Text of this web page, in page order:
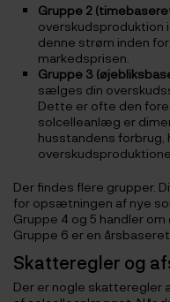
Gruppe 2
overskudsproduktion
denne strøm inden
markedsprisen.
Gruppe 3
sælges din
Dette er ofte den
solcelleanlæg er
husstandens forbrug,
Der findes flere grupper.
for opsætningen af nye
Gruppe 4 og 5 handler om
Gruppe 6 er en
Skatteregler og
Der er nogle skatteregler